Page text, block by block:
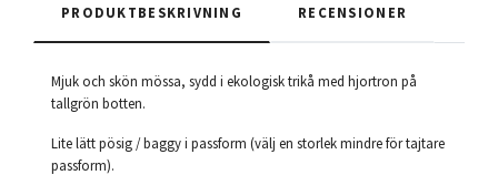
PRODUKTBESKRIVNING RECENSIONER
Mjuk och skön mössa, sydd i ekologisk trikå med hjortron på
tallgrön botten.
Lite lätt pösig / baggy i passform (välj en storlek mindre för tajtare
passform).